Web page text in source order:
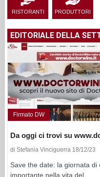
RISTORANTI PRODUTTORI
EDITORIALE DELLA
Firmato DW
Da oggi ci trovi su
di Stefania Vinciguerra 18/12/23
Save the date: la giornata di
importante nella vita del...